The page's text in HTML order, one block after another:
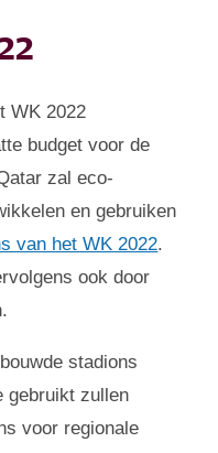
WK 2022
budget voor de
zal eco-
en gebruiken
van het WK 2022.
ook door
stadions
gebruikt zullen
voor regionale